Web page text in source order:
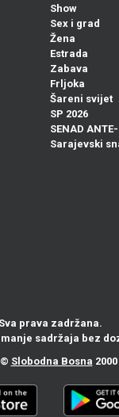
Show
Sex i grad
Žena
Estrada
Zabava
Frljoka
Šareni svijet
SP 2026
SENAD
Sarajevski
Sva prava zadržana.
sadržaja bez
Slobodna Bosna